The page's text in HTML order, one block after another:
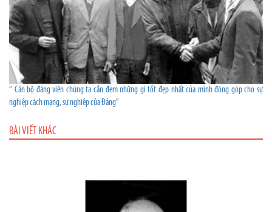
“ Cán bộ đảng viên chúng ta cần đem những gì tốt đẹp nhất của mình đóng góp cho sự
nghiệp cách mạng, sự nghiệp của Đảng”
BÀI VIẾT KHÁC